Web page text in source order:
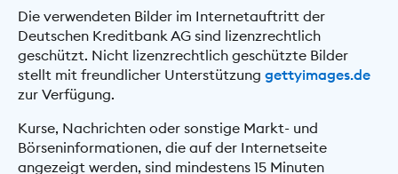
Die verwendeten Bilder im Internetauftritt der
Deutschen Kreditbank AG sind lizenzrechtlich
geschützt. Nicht lizenzrechtlich geschützte Bilder
stellt mit freundlicher Unterstützung gettyimages.de
zur Verfügung.
Kurse, Nachrichten oder sonstige Markt- und
Börseninformationen, die auf der Internetseite
angezeigt werden, sind mindestens 15 Minuten